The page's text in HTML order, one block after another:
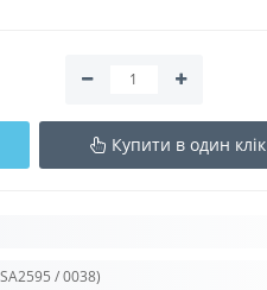
Купити в один клік
/ 0038)